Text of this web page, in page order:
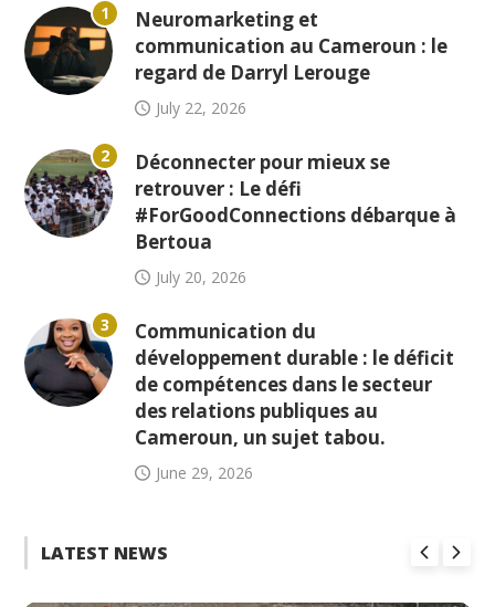
1
Neuromarketing et
communication au Cameroun : le
regard de Darryl Lerouge
July 22, 2026
2
Déconnecter pour mieux se
retrouver : Le défi
#ForGoodConnections débarque à
Bertoua
July 20, 2026
3
Communication du
développement durable : le déficit
de compétences dans le secteur
des relations publiques au
Cameroun, un sujet tabou.
June 29, 2026
LATEST NEWS